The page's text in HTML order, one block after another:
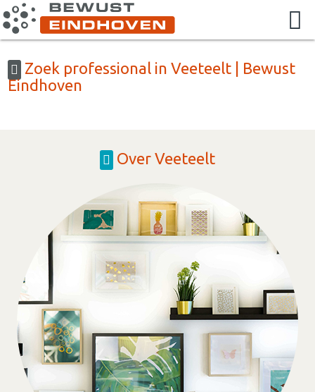
Zoek professional in Veeteelt | Bewust
Eindhoven
Over Veeteelt